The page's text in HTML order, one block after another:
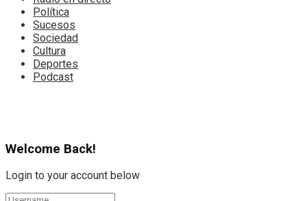
Política
Sucesos
Sociedad
Cultura
Deportes
Podcast
Welcome Back!
Login to your account below